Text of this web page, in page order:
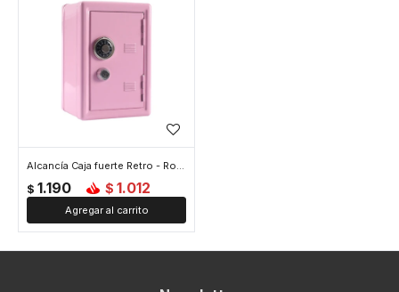
Alcancía Caja fuerte Retro - Rosada
$ 1.190 $ 1.012